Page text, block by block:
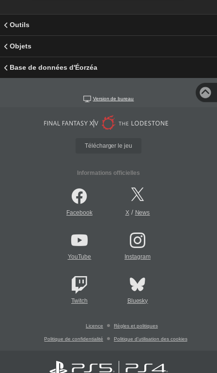
Outils
Objets
Base de données d'Éorzéa
Version de bureau
Télécharger le jeu
Informations officielles
Facebook X/ News
YouTube Instagram
Twitch Bluesky
Licence Règles et politiques
Politique de confidentialité Politique d'utilisation des cookies